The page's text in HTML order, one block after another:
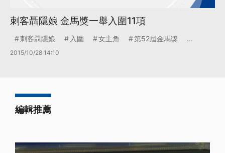
刺客聶隱娘 金馬獎一舉入圍11項
刺客聶隱娘 入圍 女主角 第52屆金馬獎 ...
2015/10/28 14:10
編輯推薦